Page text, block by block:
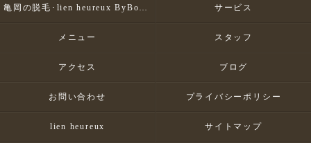
亀岡の脱毛･lien heureux ByBohe Me shopのお客様の声 サービス
メニュー スタッフ
アクセス ブログ
お問い合わせ プライバシーポリシー
lien heureux サイトマップ